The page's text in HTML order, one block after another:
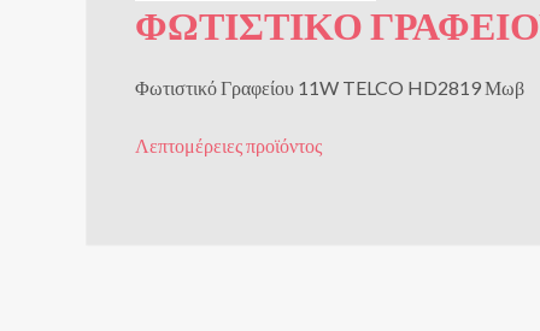
ΦΩΤΙΣΤΙΚΌ
Φωτιστικό Γραφείου 11W TELCO HD2819 Μωβ
Λεπτομέρειες προϊόντος